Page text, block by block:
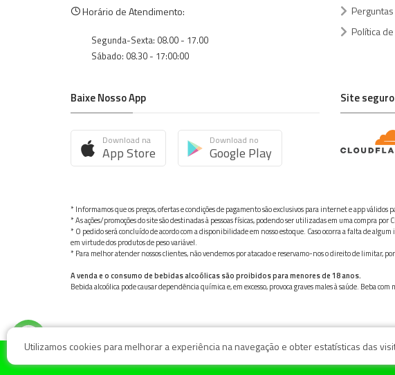
Horário de Atendimento:
Segunda-Sexta: 08.00 - 17.00
Sábado: 08.30 - 17:00:00
Política
Baixe Nosso App
Download na
App Store
Download no
Google Play
Site seguro
* Informamos que os preços, ofertas e condições de pagamento são exclusivos para internet e app válidos
* As ações/promoções do site são destinadas à pessoas físicas, podendo ser utilizadas em uma compra por
* O pedido será concluído de acordo com a disponibilidade em nosso estoque. Caso ocorra a falta de
em virtude dos produtos de peso variável.
* Para melhor atender nossos clientes, não vendemos por atacado e reservamo-nos o direito de limitar,
A venda e o consumo de bebidas alcoólicas são proibidos para menores de 18 anos.
Bebida alcoólica pode causar dependência química e, em excesso, provoca graves males à saúde. Beba com
Utilizamos cookies para melhorar a experiência na navegação e obter estatísticas das